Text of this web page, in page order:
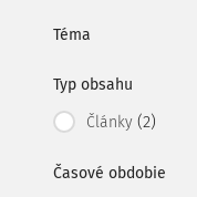
Téma
Typ obsahu
Články (2)
Časové obdobie